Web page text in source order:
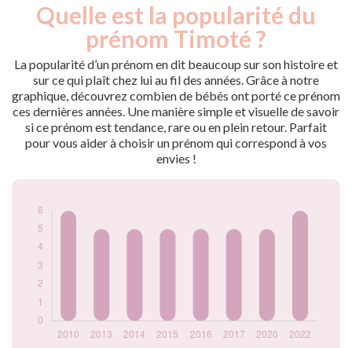
Quelle est la popularité du
prénom Timoté ?
La popularité d’un prénom en dit beaucoup sur son histoire et
sur ce qui plaît chez lui au fil des années. Grâce à notre
graphique, découvrez combien de bébés ont porté ce prénom
ces dernières années. Une manière simple et visuelle de savoir
si ce prénom est tendance, rare ou en plein retour. Parfait
pour vous aider à choisir un prénom qui correspond à vos
envies !
prénom Timoté par
année
Année
Nouveaux-
nés
2013
5
2014
5
2015
5
2016
5
2017
5
2020
5